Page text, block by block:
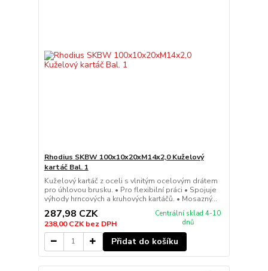
Rhodius SKBW 100x10x20xM14x2,0 Kuželový
kartáč Bal. 1
Kuželový kartáč z oceli s vlnitým ocelovým drátem
pro úhlovou brusku. • Pro flexibilní práci • Spojuje
výhody hrncových a kruhových kartáčů. • Mosazný...
287,98 CZK
238,00 CZKbez DPH
Centrální sklad 4-10
dnů
Přidat do košíku